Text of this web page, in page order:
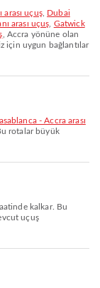
arası uçuş, Dubai
arası uçuş Gatwick
, Accra yönüne olan
için uygun bağlantılar
- Accra arası
rotalar büyük
uçuş